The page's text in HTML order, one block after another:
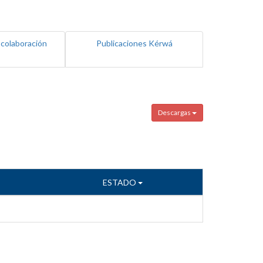
Publicaciones Kérwá
Descargas
ESTADO